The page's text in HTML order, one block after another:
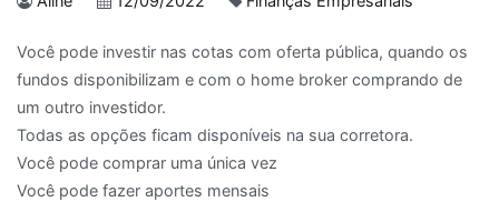
Você pode investir nas cotas com oferta pública, quando os
fundos disponibilizam e com o home broker comprando de
um outro investidor.
Todas as opções ficam disponíveis na sua corretora.
Você pode comprar uma única vez
Você pode fazer aportes mensais